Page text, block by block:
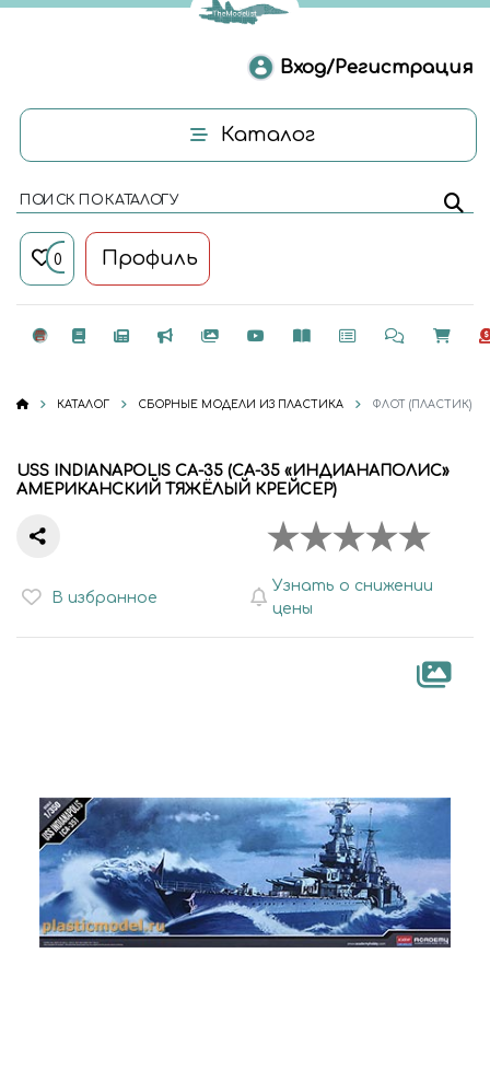
Вход/Регистрация
Каталог
ПОИСК ПО КАТАЛОГУ
0 Профиль
КАТАЛОГ СБОРНЫЕ МОДЕЛИ ИЗ ПЛАСТИКА ФЛОТ (ПЛАСТИК)
USS INDIANAPOLIS CA-35 (СА-35 «ИНДИАНАПОЛИС»
АМЕРИКАНСКИЙ ТЯЖЁЛЫЙ КРЕЙСЕР)
В избранное
Узнать о снижении
цены